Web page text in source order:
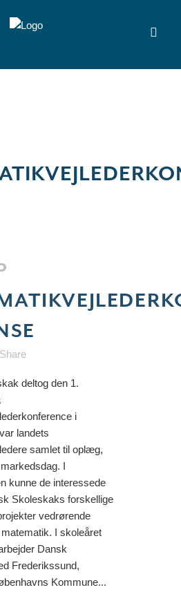
Share
deltog den 1.
i
landets
samlet til oplæg,
I
kunne de interessede
Skoleskaks forskellige
vedrørende
I skoleåret
Dansk
Frederikssund,
Kommune...